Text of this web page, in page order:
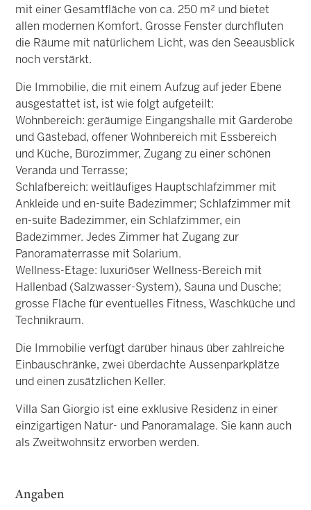
mit einer Gesamtfläche von ca. 250 m² und bietet
allen modernen Komfort. Grosse Fenster durchfluten
die Räume mit natürlichem Licht, was den Seeausblick
noch verstärkt.
Die Immobilie, die mit einem Aufzug auf jeder Ebene
ausgestattet ist, ist wie folgt aufgeteilt:
Wohnbereich: geräumige Eingangshalle mit Garderobe
und Gästebad, offener Wohnbereich mit Essbereich
und Küche, Bürozimmer, Zugang zu einer schönen
Veranda und Terrasse;
Schlafbereich: weitläufiges Hauptschlafzimmer mit
Ankleide und en-suite Badezimmer; Schlafzimmer mit
en-suite Badezimmer, ein Schlafzimmer, ein
Badezimmer. Jedes Zimmer hat Zugang zur
Panoramaterrasse mit Solarium.
Wellness-Etage: luxuriöser Wellness-Bereich mit
Hallenbad (Salzwasser-System), Sauna und Dusche;
grosse Fläche für eventuelles Fitness, Waschküche und
Technikraum.
Die Immobilie verfügt darüber hinaus über zahlreiche
Einbauschränke, zwei überdachte Aussenparkplätze
und einen zusätzlichen Keller.
Villa San Giorgio ist eine exklusive Residenz in einer
einzigartigen Natur- und Panoramalage. Sie kann auch
als Zweitwohnsitz erworben werden.
Angaben